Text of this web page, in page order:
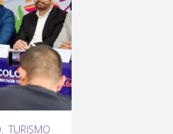
, TURISMO